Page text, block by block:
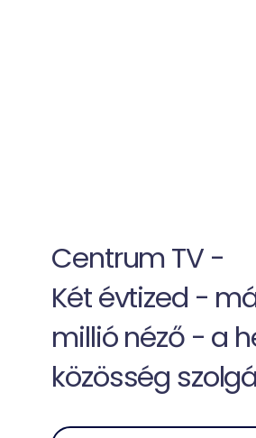
Centrum TV -
Két évtized -
millió néző - a
közösség